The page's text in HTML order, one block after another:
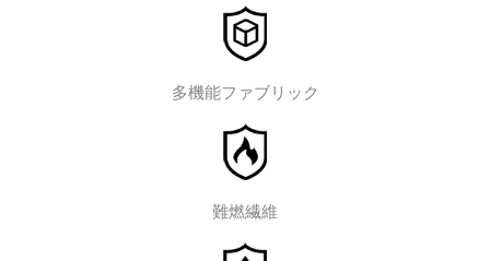
多機能ファブリック
難燃繊維